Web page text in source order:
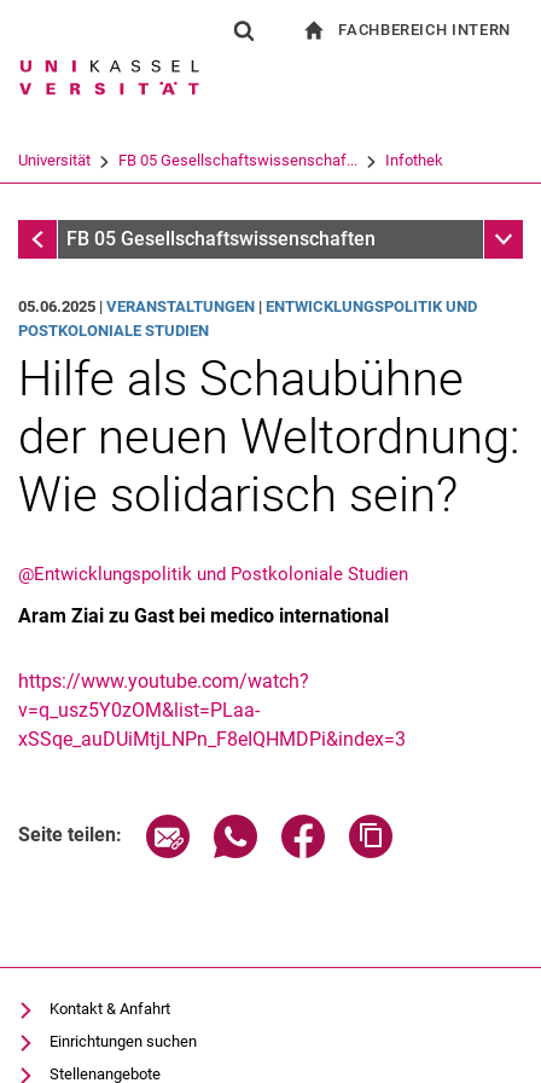
Springe direkt zu: Inhalt
Springe direkt zu: Suche
Springe direkt zu:
Suchbegriff
Suchen (öffnet externen Link in einem
FACHBEREICH INTERN
Universität FB 05 Gesellschaftswissenschaf... Infothek
InfothekFB 05 Gesellschaftswissenschaften
05.06.2025 | VERANSTALTUNGEN | ENTWICKLUNGSPOLITIK UND
POSTKOLONIALE STUDIEN
Hilfe als Schaubühne
der neuen Weltordnung:
Wie solidarisch sein?
@Entwicklungspolitik und Postkoloniale Studien
Aram Ziai zu Gast bei medico international
https://www.youtube.com/watch?
v=q_usz5Y0zOM&list=PLaa-
xSSqe_auDUiMtjLNPn_F8eIQHMDPi&index=3
Seite teilen: Seite über E-Mail teilen
Seite über WhatsApp teilen
Seite über Facebook
Kontakt & Anfahrt
Einrichtungen suchen
Stellenangebote